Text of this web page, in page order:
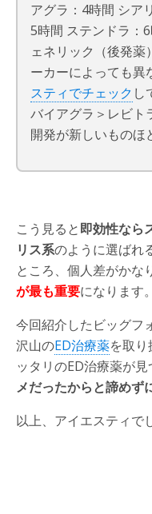
アグラ：4時間 シア
5時間 ステンドラ：
ェネリック（後発薬
ーカーによっても異
スティでチェック し
バイアグラ＞レビト
開発が新しいものほ
こう見ると即効性なら
リス系のように選ばれ
ところ、個人差がかな
が最も重要になります。
今回紹介したビッグフ
沢山のED治療薬を取
ッタリのED治療薬が見
メだったからと諦めず
以上、アイエスティで